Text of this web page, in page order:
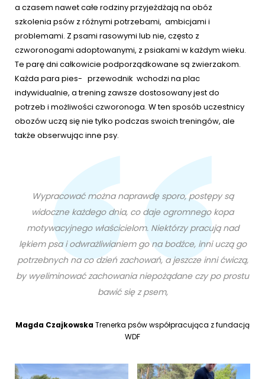
a czasem nawet całe rodziny przyjeżdżają na obóz
szkolenia psów z różnymi potrzebami, ambicjami i
problemami. Z psami rasowymi lub nie, często z
czworonogami adoptowanymi, z psiakami w każdym wieku.
Te parę dni całkowicie podporządkowane są zwierzakom.
Każda para pies- przewodnik wchodzi na plac
indywidualnie, a trening zawsze dostosowany jest do
potrzeb i możliwości czworonoga. W ten sposób uczestnicy
obozów uczą się nie tylko podczas swoich treningów, ale
także obserwując inne psy.
Wypracować można naprawdę sporo, postępy są
widoczne każdego dnia, co daje ogromnego kopa
motywacyjnego właścicielom. Niektórzy pracują nad
lękiem psa i odwrażliwianiem go na bodźce, inni uczą go
potrzebnych na co dzień zachowań, a jeszcze inni ćwiczą,
by wyeliminować zachowania niepożądane czy po prostu
bawić się z psem,
Magda CzajkowskaTrenerka psów współpracująca z fundacją
WDF